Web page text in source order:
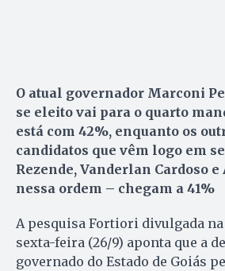
O atual governador Marconi
se eleito vai para o quarto
está com 42%, enquanto os
candidatos que vêm logo em
Rezende, Vanderlan Cardoso
nessa ordem – chegam a 41%
A pesquisa Fortiori divulgada
sexta-feira (26/9) aponta que a
governado do Estado de Goiás